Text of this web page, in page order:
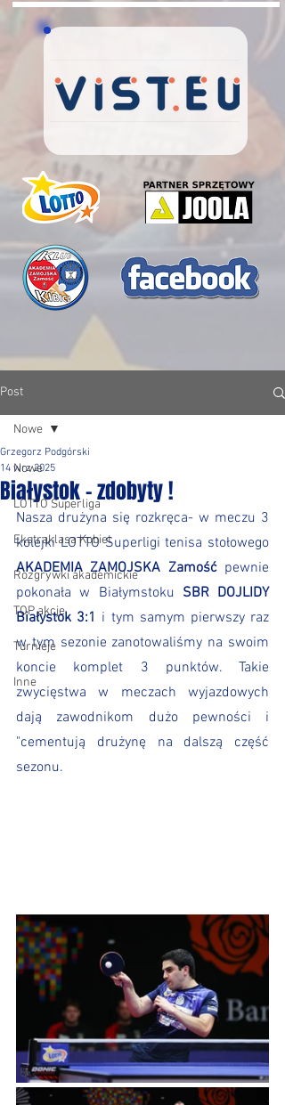
Post
Nowe
LOTTO Superliga
Ekstraklasa Kobiet
Rozgrywki akademickie
TOP akcje
Turnieje
Inne
Nowe
Białystok - zdobyty !
Grzegorz Podgórski
14 wrz 2025
Nasza drużyna się rozkręca- w meczu 3
AKADEMIA ZAMOJSKA Zamość pewnie
pokonała w Białymstoku SBR DOJLIDY
Białystok 3:1 i tym samym pierwszy raz
w tym sezonie zanotowaliśmy na swoim
koncie komplet 3 punktów. Takie
zwycięstwa w meczach wyjazdowych
dają zawodnikom dużo pewności i
"cementują drużynę na dalszą część
sezonu.